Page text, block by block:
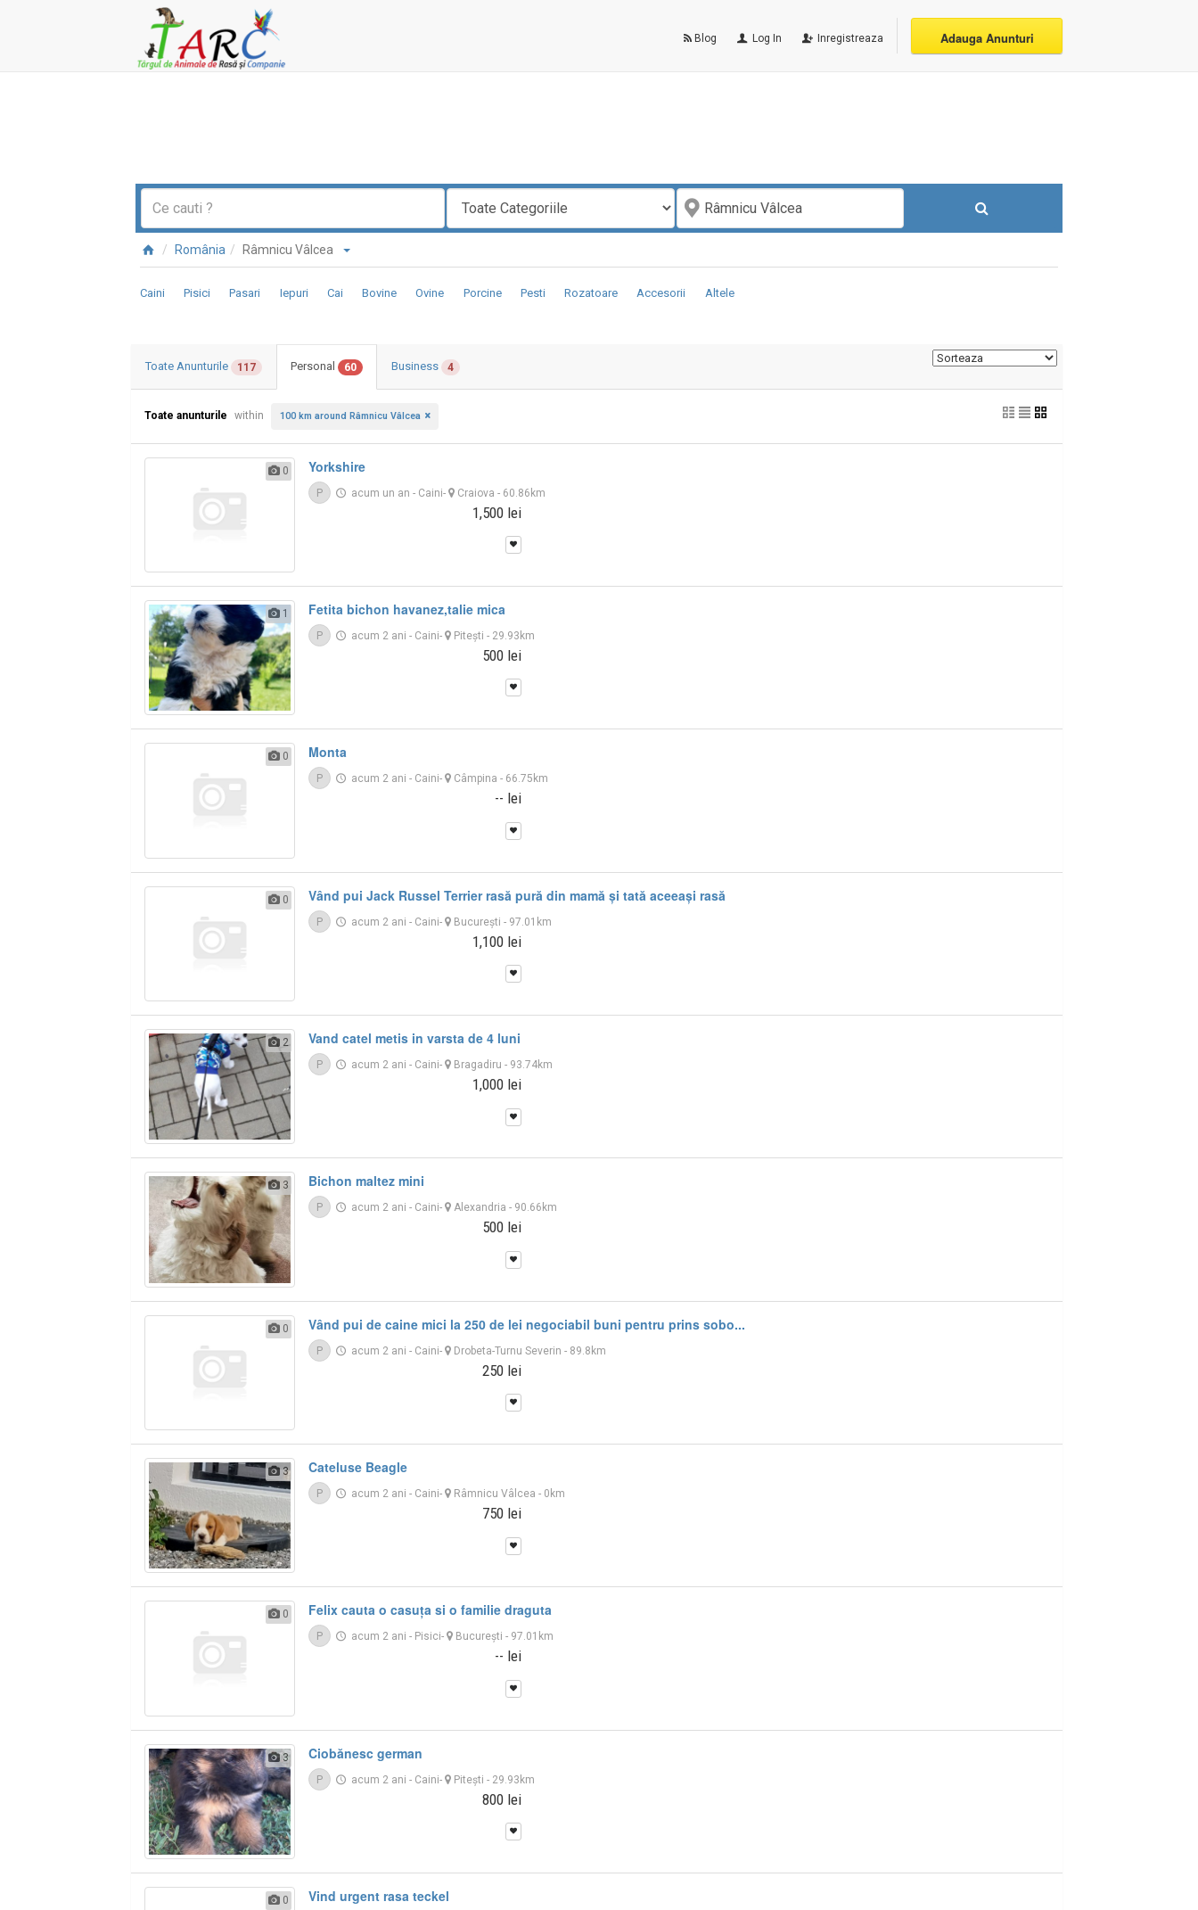
Blog Log In Inregistreaza Adauga Anunturi
România Râmnicu Vâlcea
Caini Pisici Pasari Iepuri Cai Bovine Ovine Porcine Pesti Rozatoare Accesorii Altele
Toate Anunturile 117 Personal 60 Business 4
Toate anunturile within 100 km around Râmnicu Vâlcea
0 Yorkshire
P acum un an - Caini- Craiova - 60.86km
1,500 lei
1 Fetita bichon havanez,talie mica
P acum 2 ani - Caini- Piteşti - 29.93km
500 lei
0 Monta
P acum 2 ani - Caini- Câmpina - 66.75km
-- lei
0 Vând pui Jack Russel Terrier rasă pură din mamă și tată aceeași rasă
P acum 2 ani - Caini- București - 97.01km
1,100 lei
2 Vand catel metis in varsta de 4 luni
P acum 2 ani - Caini- Bragadiru - 93.74km
1,000 lei
3 Bichon maltez mini
P acum 2 ani - Caini- Alexandria - 90.66km
500 lei
0 Vând pui de caine mici la 250 de lei negociabil buni pentru prins sobo...
P acum 2 ani - Caini- Drobeta-Turnu Severin - 89.8km
250 lei
3 Cateluse Beagle
P acum 2 ani - Caini- Râmnicu Vâlcea - 0km
750 lei
0 Felix cauta o casuța si o familie draguta
P acum 2 ani - Pisici- București - 97.01km
-- lei
3 Ciobănesc german
P acum 2 ani - Caini- Piteşti - 29.93km
800 lei
0 Vind urgent rasa teckel